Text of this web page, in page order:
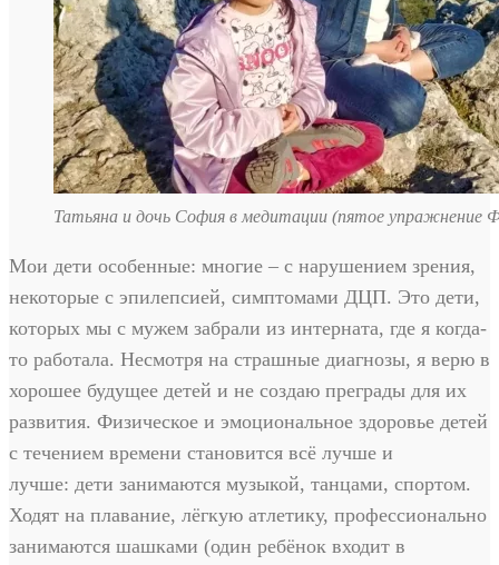
Татьяна и дочь София в медитации (пятое упражнение
Мои дети особенные: многие – с нарушением зрения,
некоторые с эпилепсией, симптомами ДЦП. Это дети,
которых мы с мужем забрали из интерната, где я когда-
то работала. Несмотря на страшные диагнозы, я верю в
хорошее будущее детей и не создаю преграды для их
развития. Физическое и эмоциональное здоровье детей
с течением времени становится всё лучше и
лучше: дети занимаются музыкой, танцами, спортом.
Ходят на плавание, лёгкую атлетику, профессионально
занимаются шашками (один ребёнок входит в